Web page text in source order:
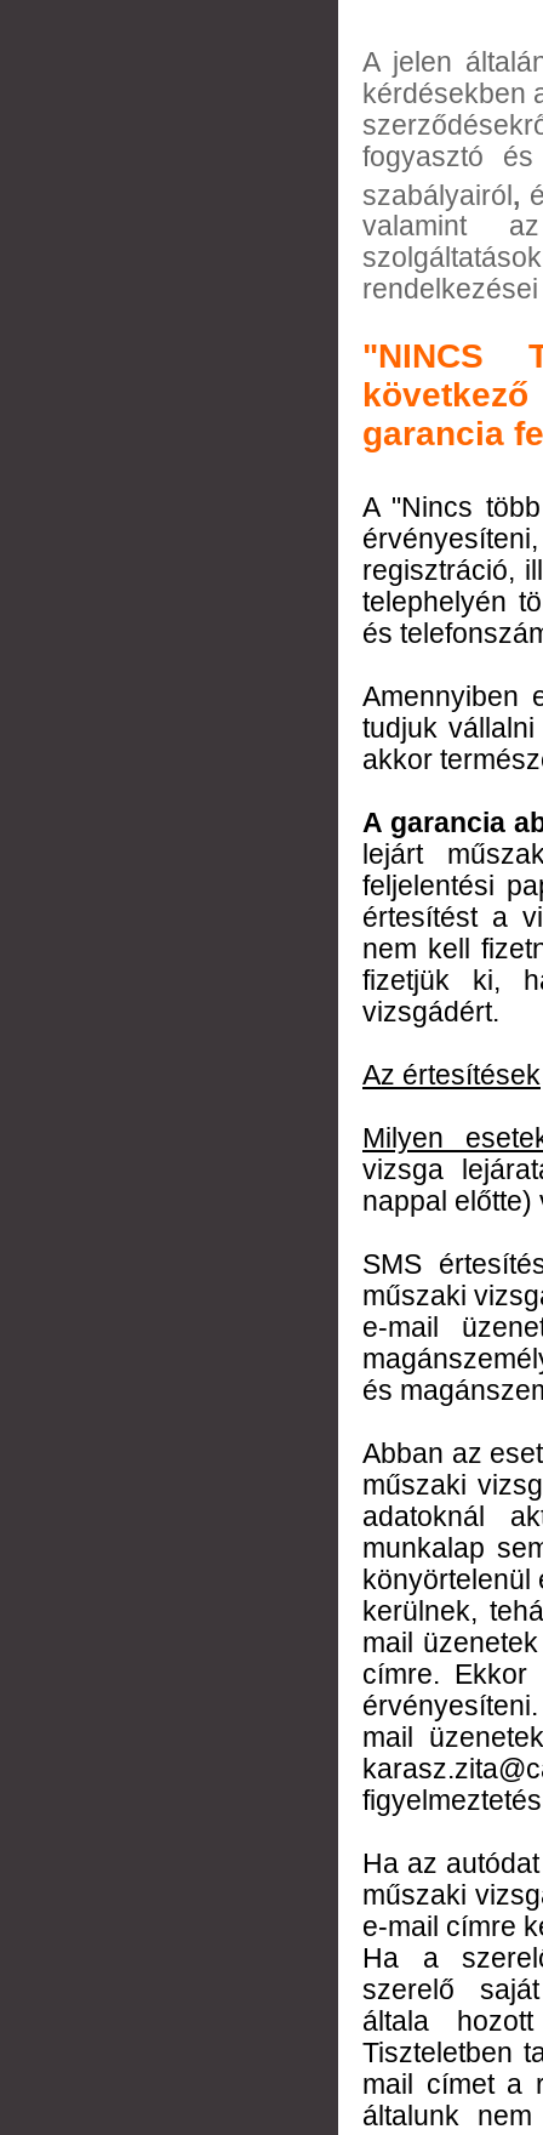
A jelen
kérdésekben
fogyasztó
szabályairól ,
valamint
"NINCS
garancia
A "Nincs
regisztráció,
telephelyén
és
Amennyiben
tudjuk
akkor
A garancia
lejárt
feljelentési
értesítést a
nem kell
fizetjük ki,
vizsgádért.
Az
Milyen
vizsga
nappal
SMS
műszaki
e-mail
és
Abban az
műszaki
adatoknál
munkalap
könyörtelenül
kerülnek,
mail
címre. Ekkor
mail
Ha az
műszaki
e-mail címre
Ha a
szerelő
általa
Tiszteletben
mail címet a
általunk